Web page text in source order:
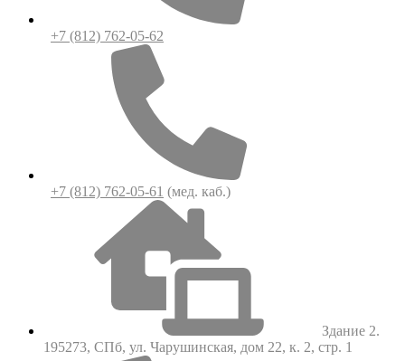
+7 (812) 762-05-62
+7 (812) 762-05-61 (мед. каб.)
Здание 2.
195273, СПб, ул. Чарушинская, дом 22, к. 2, стр. 1